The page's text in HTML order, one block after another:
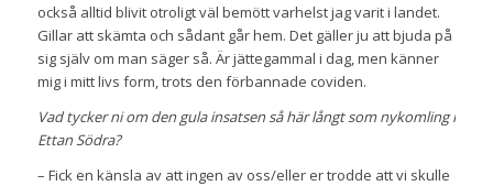
också alltid blivit otroligt väl bemött varhelst jag varit i landet.
Gillar att skämta och sådant går hem. Det gäller ju att bjuda på
sig själv om man säger så. Är jättegammal i dag, men känner
mig i mitt livs form, trots den förbannade coviden.
Vad tycker ni om den gula insatsen så här långt som nykomling i
Ettan Södra?
– Fick en känsla av att ingen av oss/eller er trodde att vi skulle